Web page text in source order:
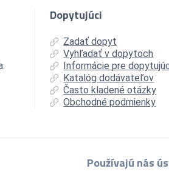
Dopytujúci
Zadať dopyt
Vyhľadať v dopytoch
Informácie pre
Katalóg dodávateľov
Často kladené otázky
Obchodné podmienky
Používajú nás